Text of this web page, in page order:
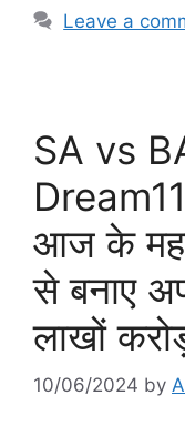
Leave a
SA vs
आज के
से बनाए
लाखों
10/06/2024 by